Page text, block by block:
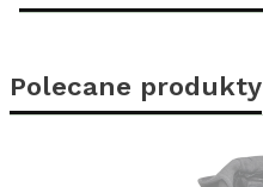
Polecane produkty